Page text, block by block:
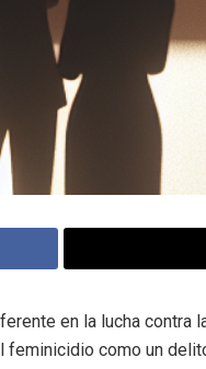
en la lucha contra
como un